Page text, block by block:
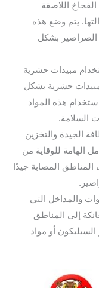
اللاصقة
يتم وضع هذه
الصراصير بشكل
مبيدات حشرية
حشرية بشكل
هذه المواد
السلامة.
الجيدة والتخزين
الهامة للوقاية من
المصابة جيدًا
والمداخل التي
إلى المناطق
أو مواد